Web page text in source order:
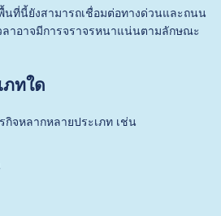
ที่นี้ยังสามารถเชื่อมต่อทางด่วนและถนน
ลาอาจมีการจราจรหนาแน่นตามลักษณะ
ภทใด
จหลากหลายประเภท เช่น